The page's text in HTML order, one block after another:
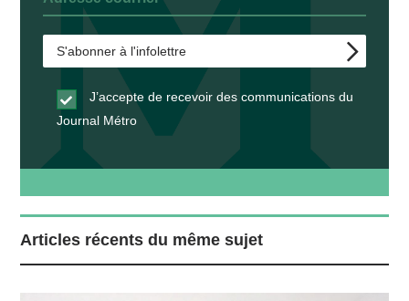
J’accepte de recevoir des communications du
Journal Métro
Articles récents du même sujet